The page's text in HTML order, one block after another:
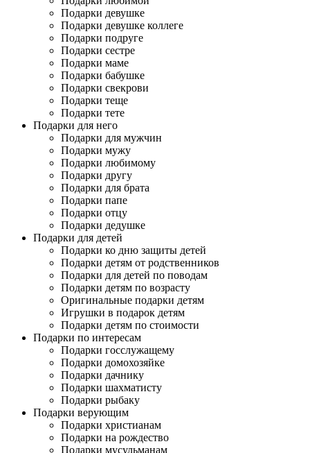
Подарки девушке
Подарки девушке коллеге
Подарки подруге
Подарки сестре
Подарки маме
Подарки бабушке
Подарки свекрови
Подарки теще
Подарки тете
Подарки для него
Подарки для мужчин
Подарки мужу
Подарки любимому
Подарки другу
Подарки для брата
Подарки папе
Подарки отцу
Подарки дедушке
Подарки для детей
Подарки ко дню защиты детей
Подарки детям от родственников
Подарки для детей по поводам
Подарки детям по возрасту
Оригинальные подарки детям
Игрушки в подарок детям
Подарки детям по стоимости
Подарки по интересам
Подарки госслужащему
Подарки домохозяйке
Подарки дачнику
Подарки шахматисту
Подарки рыбаку
Подарки верующим
Подарки христианам
Подарки на рождество
Подарки мусульманам